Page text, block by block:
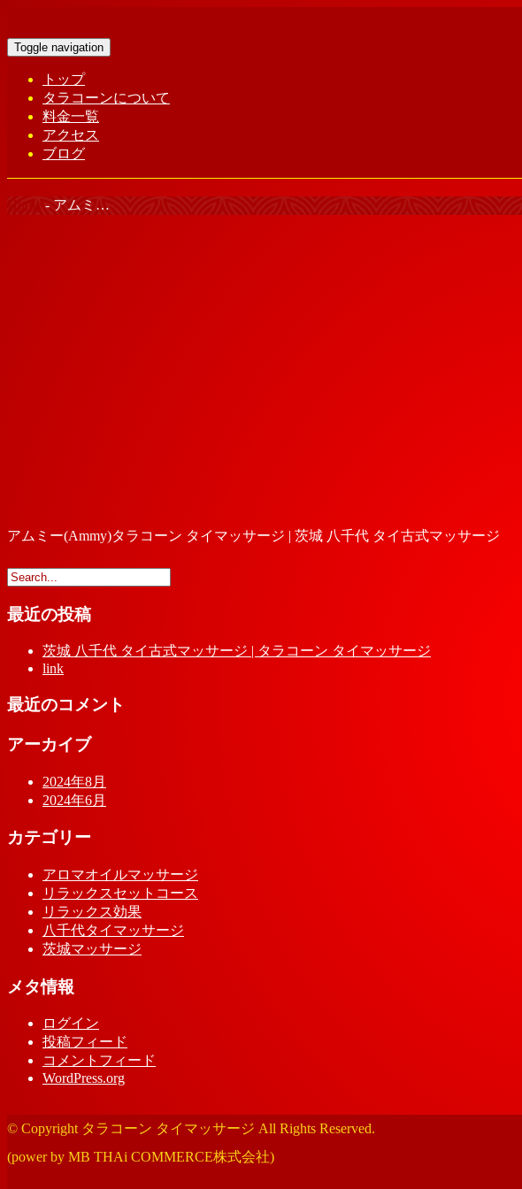
Toggle navigation
トップ
タラコーンについて
料金一覧
アクセス
ブログ
- アムミ…
アムミー(Ammy)タラコーン タイマッサージ | 茨城 八千代 タイ古式マッサージ
最近の投稿
茨城 八千代 タイ古式マッサージ | タラコーン タイマッサージ
link
最近のコメント
アーカイブ
2024年8月
2024年6月
カテゴリー
アロマオイルマッサージ
リラックスセットコース
リラックス効果
八千代タイマッサージ
茨城マッサージ
メタ情報
ログイン
投稿フィード
コメントフィード
WordPress.org
© Copyright タラコーン タイマッサージ All Rights Reserved.
(power by MB THAi COMMERCE株式会社)